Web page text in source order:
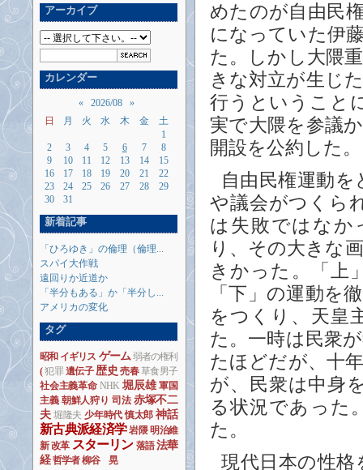
めたのが自由民
になっていた伊
た。しかし大隈
きな対立が生じ
行うということ
実で大隈を参議
開設を公約した。
自由民権運動
や議会がつくら
は失敗ではなか
り、その大きな
きかった。「上
「下」の運動を
をつくり、天皇
た。一時は民衆
たほどだが、十
が、民衆は中身
る状況であった
た。
現代日本の性
アーカイブ
カレンダー
« 2026/08
»
日
月 火 水 木 金
土
1
2
3 4 5 6 7
8
9
10 11 12 13 14
15
16
17 18 19 20 21
22
23
24 25 26 27 28
29
30
31
新着記事
「ひろゆき」の倫理（倫理...
スパイ大作戦
遠回りか近道か
「半分もある」か「半分し...
アメリカの変化
タグ
昭和 イギリス ゲーム 弱者の権利
( 犯罪 遺伝子 歴史 売春 草食男子
社会主義革命 NHK 堀辰雄 軍国
主義 朝鮮人狩り 司法 赤塚不二
夫 堀隆夫 少年時代 慎太郎 神話
新古典派経済学 岩隈 明治維
新 改革 スターリン 落語 法華
経 哲学者 柳谷 晃